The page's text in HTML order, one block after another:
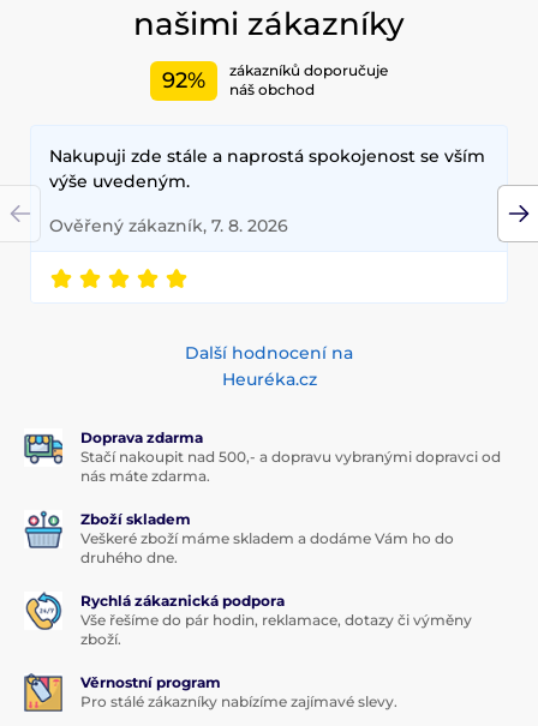
našimi zákazníky
92%
zákazníků doporučuje
náš obchod
Nakupuji zde stále a naprostá spokojenost se vším
výše uvedeným.
Ověřený zákazník, 7. 8. 2026
Další hodnocení na
Heuréka.cz
Doprava zdarma
Stačí nakoupit nad 500,- a dopravu vybranými dopravci od
nás máte zdarma.
Zboží skladem
Veškeré zboží máme skladem a dodáme Vám ho do
druhého dne.
Rychlá zákaznická podpora
Vše řešíme do pár hodin, reklamace, dotazy či výměny
zboží.
Věrnostní program
Pro stálé zákazníky nabízíme zajímavé slevy.